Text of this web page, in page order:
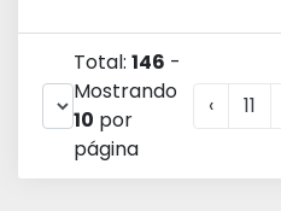
Total: 146 -
Mostrando
10 por
página
‹ 11